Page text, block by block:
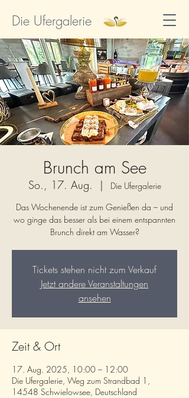
Die Ufergalerie
Brunch am See
So., 17. Aug.
  |
Die Ufergalerie
Das Wochenende ist zum Genießen da – und
wo ginge das besser als bei einem entspannten
Brunch direkt am Wasser?
Tickets stehen nicht zum Verkauf
Jetzt andere Veranstaltungen
ansehen
Zeit & Ort
17. Aug. 2025, 10:00 – 12:00
Die Ufergalerie, Weg zum Strandbad 1,
14548 Schwielowsee, Deutschland